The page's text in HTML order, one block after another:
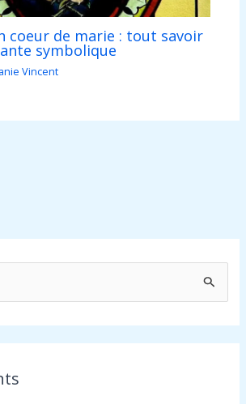
coeur de marie : tout savoir
symbolique
Vincent